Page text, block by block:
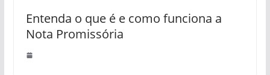
Entenda o que é e como funciona a
Nota Promissória